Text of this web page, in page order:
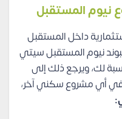
نيوم المستقبل
داخل المستقبل
نيوم المستقبل سيتي
لك، ويرجع ذلك إلى
في أي مشروع سكني آخر،